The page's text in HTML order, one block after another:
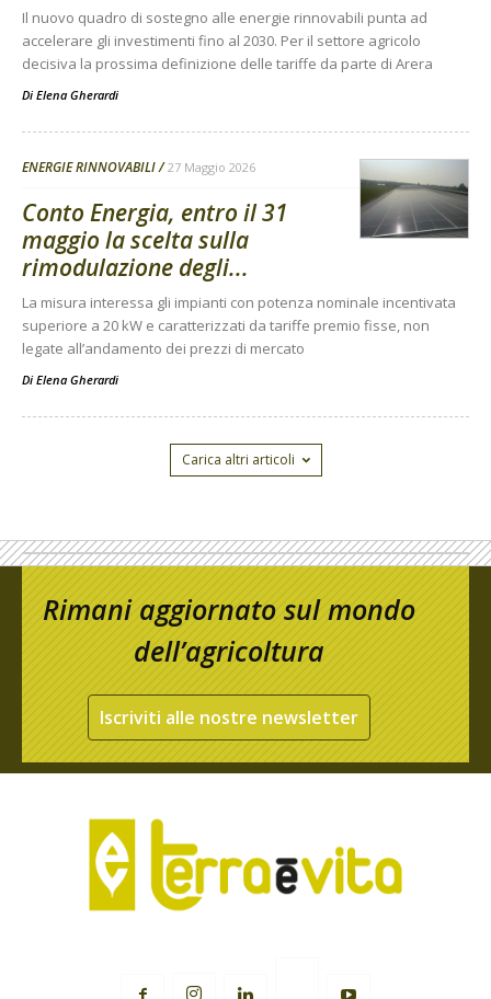
Il nuovo quadro di sostegno alle energie rinnovabili punta ad
accelerare gli investimenti fino al 2030. Per il settore agricolo
decisiva la prossima definizione delle tariffe da parte di Arera
Di Elena Gherardi
ENERGIE RINNOVABILI 27 Maggio 2026
Conto Energia, entro il 31
maggio la scelta sulla
rimodulazione degli...
La misura interessa gli impianti con potenza nominale incentivata
superiore a 20 kW e caratterizzati da tariffe premio fisse, non
legate all’andamento dei prezzi di mercato
Di Elena Gherardi
Carica altri articoli
Rimani aggiornato sul mondo
dell’agricoltura
Iscriviti alle nostre newsletter